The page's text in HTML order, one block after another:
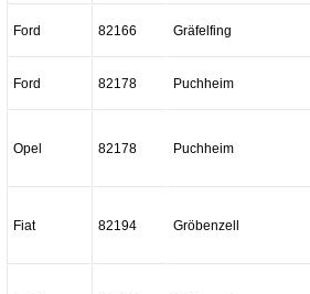
Ford 82166 Gräfelfing
Ford 82178 Puchheim
Opel 82178 Puchheim
Fiat 82194 Gröbenzell